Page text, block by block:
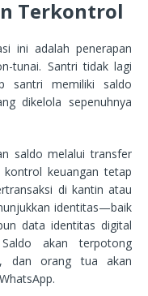
Terkontrol
ini adalah penerapan
tunai. Santri tidak lagi
santri memiliki saldo
dikelola sepenuhnya
saldo melalui transfer
keuangan tetap
di kantin atau
identitas—baik
data identitas digital
akan terpotong
dan orang tua akan